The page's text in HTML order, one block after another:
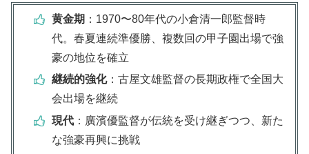
黄金期 ：1970〜80年代の小倉清一郎監督時
代。春夏連続準優勝、複数回の甲子園出場で強
豪の地位を確立
継続的強化：古屋文雄監督の長期政権で全国大
会出場を継続
現代：廣濱優監督が伝統を受け継ぎつつ、新た
な強豪再興に挑戦